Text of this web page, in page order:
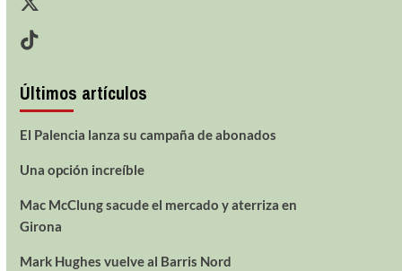
Últimos artículos
El Palencia lanza su campaña de abonados
Una opción increíble
Mac McClung sacude el mercado y aterriza en
Girona
Mark Hughes vuelve al Barris Nord